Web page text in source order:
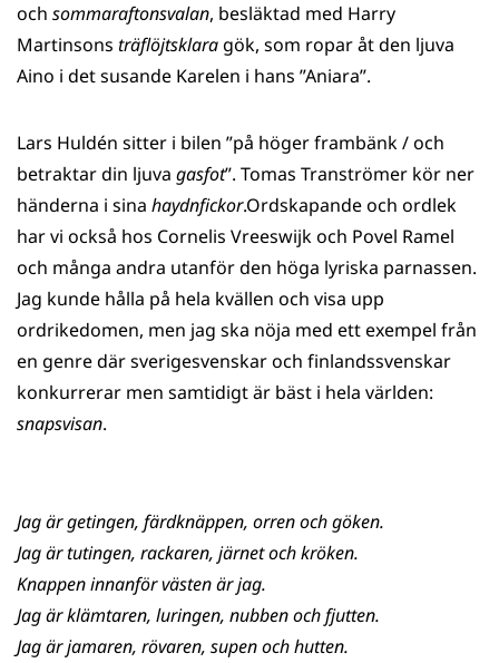
och sommaraftonsvalan, besläktad med Harry
Martinsons träflöjtsklara gök, som ropar åt den ljuva
Aino i det susande Karelen i hans ”Aniara”.
Lars Huldén sitter i bilen ”på höger frambänk / och
betraktar din ljuva gasfot”. Tomas Tranströmer kör ner
händerna i sina haydnfickor.Ordskapande och ordlek
har vi också hos Cornelis Vreeswijk och Povel Ramel
och många andra utanför den höga lyriska parnassen.
Jag kunde hålla på hela kvällen och visa upp
ordrikedomen, men jag ska nöja med ett exempel från
en genre där sverigesvenskar och finlandssvenskar
konkurrerar men samtidigt är bäst i hela världen:
snapsvisan.
Jag är getingen, färdknäppen, orren och göken.
Jag är tutingen, rackaren, järnet och kröken.
Knappen innanför västen är jag.
Jag är klämtaren, luringen, nubben och fjutten.
Jag är jamaren, rövaren, supen och hutten.